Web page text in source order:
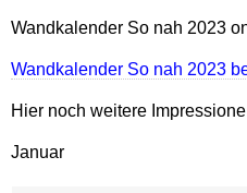
Wandkalender So nah 2023
Wandkalender So nah 2023
Hier noch weitere
Januar